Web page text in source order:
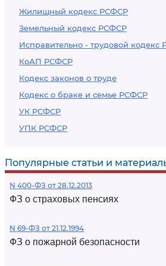
Жилищный кодекс РСФСР
Земельный кодекс РСФСР
Исправительно - трудовой кодекс
КоАП РСФСР
Кодекс законов о труде
Кодекс о браке и семье РСФСР
УК РСФСР
УПК РСФСР
Популярные статьи и
N 400-ФЗ от 28.12.2013
ФЗ о страховых пенсиях
N 69-ФЗ от 21.12.1994
ФЗ о пожарной безопасности